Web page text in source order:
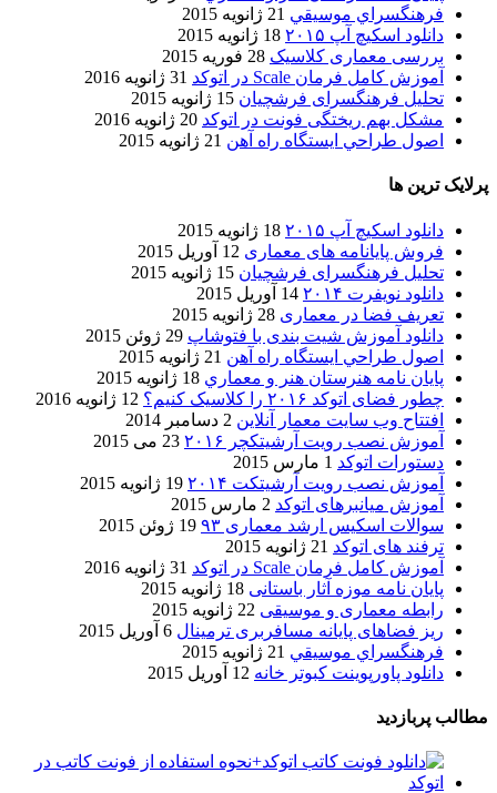
فرهنگسراي موسيقي 21 ژانویه 2015
دانلود اسکیچ آپ ۲۰۱۵
18 ژانویه 2015
بررسی معماری کلاسیک 28 فوریه 2015
آموزش کامل فرمان Scale در اتوکد
31 ژانویه 2016
تحلیل فرهنگسرای فرشچیان 15 ژانویه 2015
مشکل بهم ریختگی فونت در اتوکد 20 ژانویه 2016
اصول طراحي ایستگاه راه آهن 21 ژانویه 2015
پرلایک ترین ها
دانلود اسکیچ آپ ۲۰۱۵
18 ژانویه 2015
فروش پایانامه های معماری 12 آوریل 2015
تحلیل فرهنگسرای فرشچیان 15 ژانویه 2015
دانلود نویفرت ۲۰۱۴
14 آوریل 2015
تعریف فضا در معماری 28 ژانویه 2015
دانلود آموزش شیت بندی با فتوشاپ 29 ژوئن 2015
اصول طراحي ایستگاه راه آهن 21 ژانویه 2015
پایان نامه هنرستان هنر و معماري 18 ژانویه 2015
چطور فضای اتوکد ۲۰۱۶ را کلاسیک کنیم؟
12 ژانویه 2016
افتتاح وب سایت معمار آنلاین 2 دسامبر 2014
آموزش نصب رویت آرشیتکچر ۲۰۱۶
23 می 2015
دستورات اتوکد 1 مارس 2015
آموزش نصب رویت آرشیتکت ۲۰۱۴
19 ژانویه 2015
آموزش میانبرهای اتوکد 2 مارس 2015
سوالات اسکیس ارشد معماری ۹۳
19 ژوئن 2015
ترفند های اتوکد 21 ژانویه 2015
آموزش کامل فرمان Scale در اتوکد
31 ژانویه 2016
پایان نامه موزه آثار باستانی 18 ژانویه 2015
رابطه معماری و موسیقی 22 ژانویه 2015
ریز فضاهای پایانه مسافربری ترمینال 6 آوریل 2015
فرهنگسراي موسيقي 21 ژانویه 2015
دانلود پاورپوینت کبوتر خانه 12 آوریل 2015
مطالب پربازدید